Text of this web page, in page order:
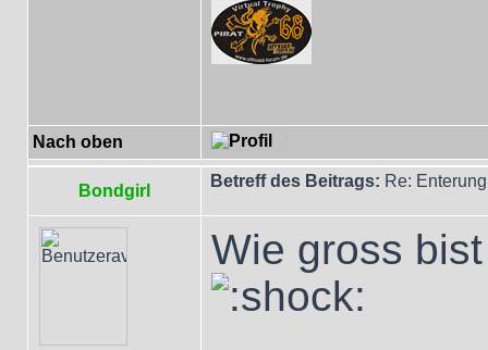
Nach oben
Bondgirl
Betreff des Beitrags: Re:
Wie gross